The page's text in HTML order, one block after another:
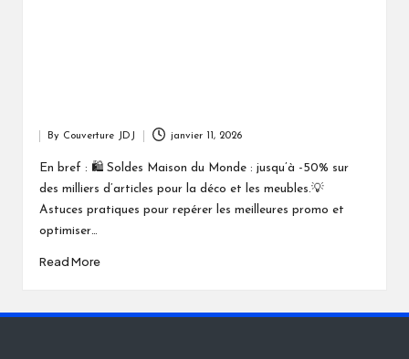
by
By Couverture JDJ janvier 11, 2026
En bref : 🛍️ Soldes Maison du Monde : jusqu’à -50% sur
des milliers d’articles pour la déco et les meubles.💡
Astuces pratiques pour repérer les meilleures promo et
optimiser…
Read More